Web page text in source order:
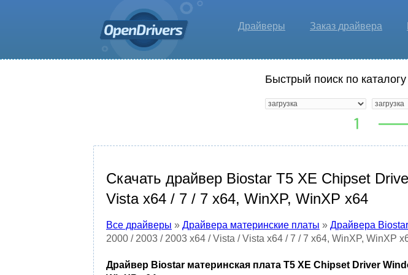
Драйверы Заказ драйвера
Быстрый поиск по каталогу
Скачать драйвер Biostar T5 XE Chipset
Vista x64 / 7 / 7 x64, WinXP, WinXP x64
Все драйверы » Драйвера материнские платы » Драйвера Biostar
2000 / 2003 / 2003 x64 / Vista / Vista x64 / 7 / 7 x64, WinXP, WinXP
Драйвер Biostar материнская плата T5 XE Chipset Driver